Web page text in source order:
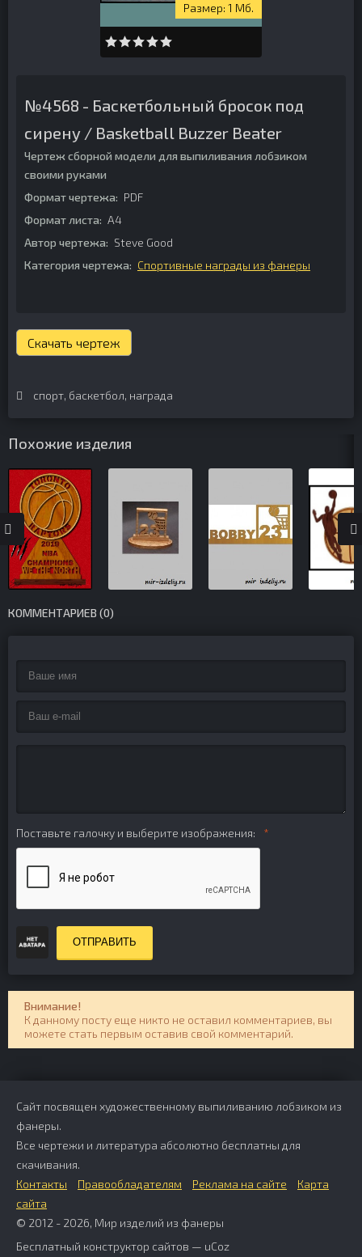
1 Мб.
№4568 - Баскетбольный бросок под
сирену / Basketball Buzzer Beater
Чертеж сборной модели для выпиливания лобзиком
своими руками
Формат чертежа: PDF
Формат листа: А4
Автор чертежа: Steve Good
Категория чертежа: Спортивные награды из фанеры
Скачать чертеж
спорт, баскетбол, награда
Похожие изделия
КОММЕНТАРИЕВ (0)
Поставьте галочку и выберите изображения:
ОТПРАВИТЬ
Внимание!
К данному посту еще никто не оставил комментариев, вы
можете стать первым оставив свой комментарий.
Сайт посвящен художественному выпиливанию лобзиком из
фанеры.
Все чертежи и литература абсолютно бесплатны для
скачивания.
Контакты
Правообладателям Реклама на сайте
Карта
сайта
© 2012 - 2026, Мир изделий из фанеры
Бесплатный конструктор сайтов — uCoz